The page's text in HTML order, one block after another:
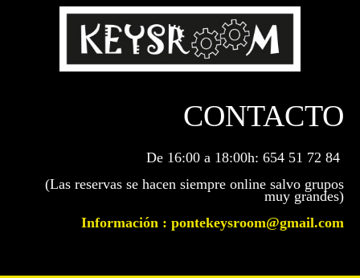
CONTACTO
De 16:00 a 18:00h: 654 51 72 84
(Las reservas se hacen siempre online salvo grupos
muy grandes)
Información : pontekeysroom@gmail.com